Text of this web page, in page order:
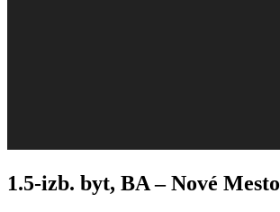
1.5-izb. byt, BA – Nové Mesto